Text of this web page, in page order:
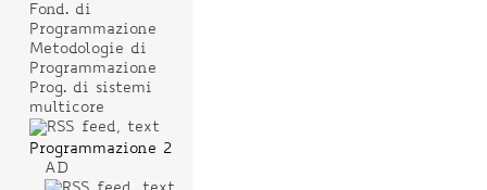
Fond. di
Programmazione
Metodologie di
Programmazione
Prog. di sistemi
multicore
Programmazione 2
AD